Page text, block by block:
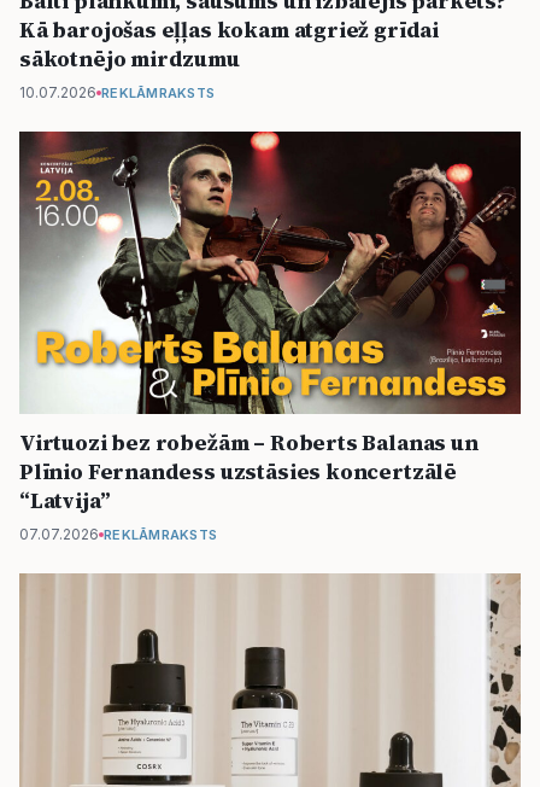
Kā barojošas eļļas kokam atgriež grīdai
sākotnējo mirdzumu
10.07.2026 REKLĀMRAKSTS
Virtuozi bez robežām – Roberts Balanas un
Plīnio Fernandess uzstāsies koncertzālē
“Latvija”
07.07.2026 REKLĀMRAKSTS